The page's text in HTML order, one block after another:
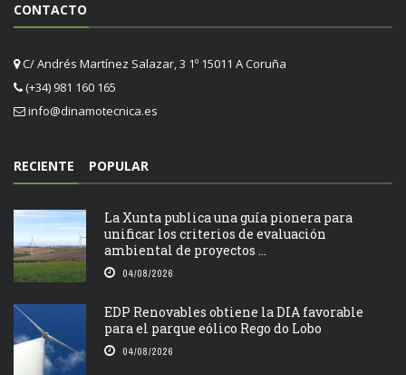
CONTACTO
C/ Andrés Martínez Salazar, 3 1º 15011 A Coruña
(+34) 981 160 165
info@dinamotecnica.es
RECIENTE POPULAR
La Xunta publica una guía pionera para
unificar los criterios de evaluación
ambiental de proyectos ...
04/08/2026
EDP Renovables obtiene la DIA favorable
para el parque eólico Rego do Lobo
04/08/2026